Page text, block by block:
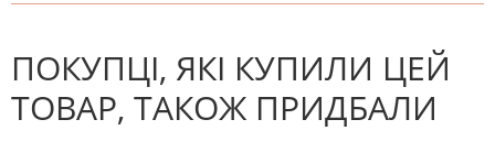
ПОКУПЦІ, ЯКІ КУПИЛИ ЦЕЙ
ТОВАР, ТАКОЖ ПРИДБАЛИ